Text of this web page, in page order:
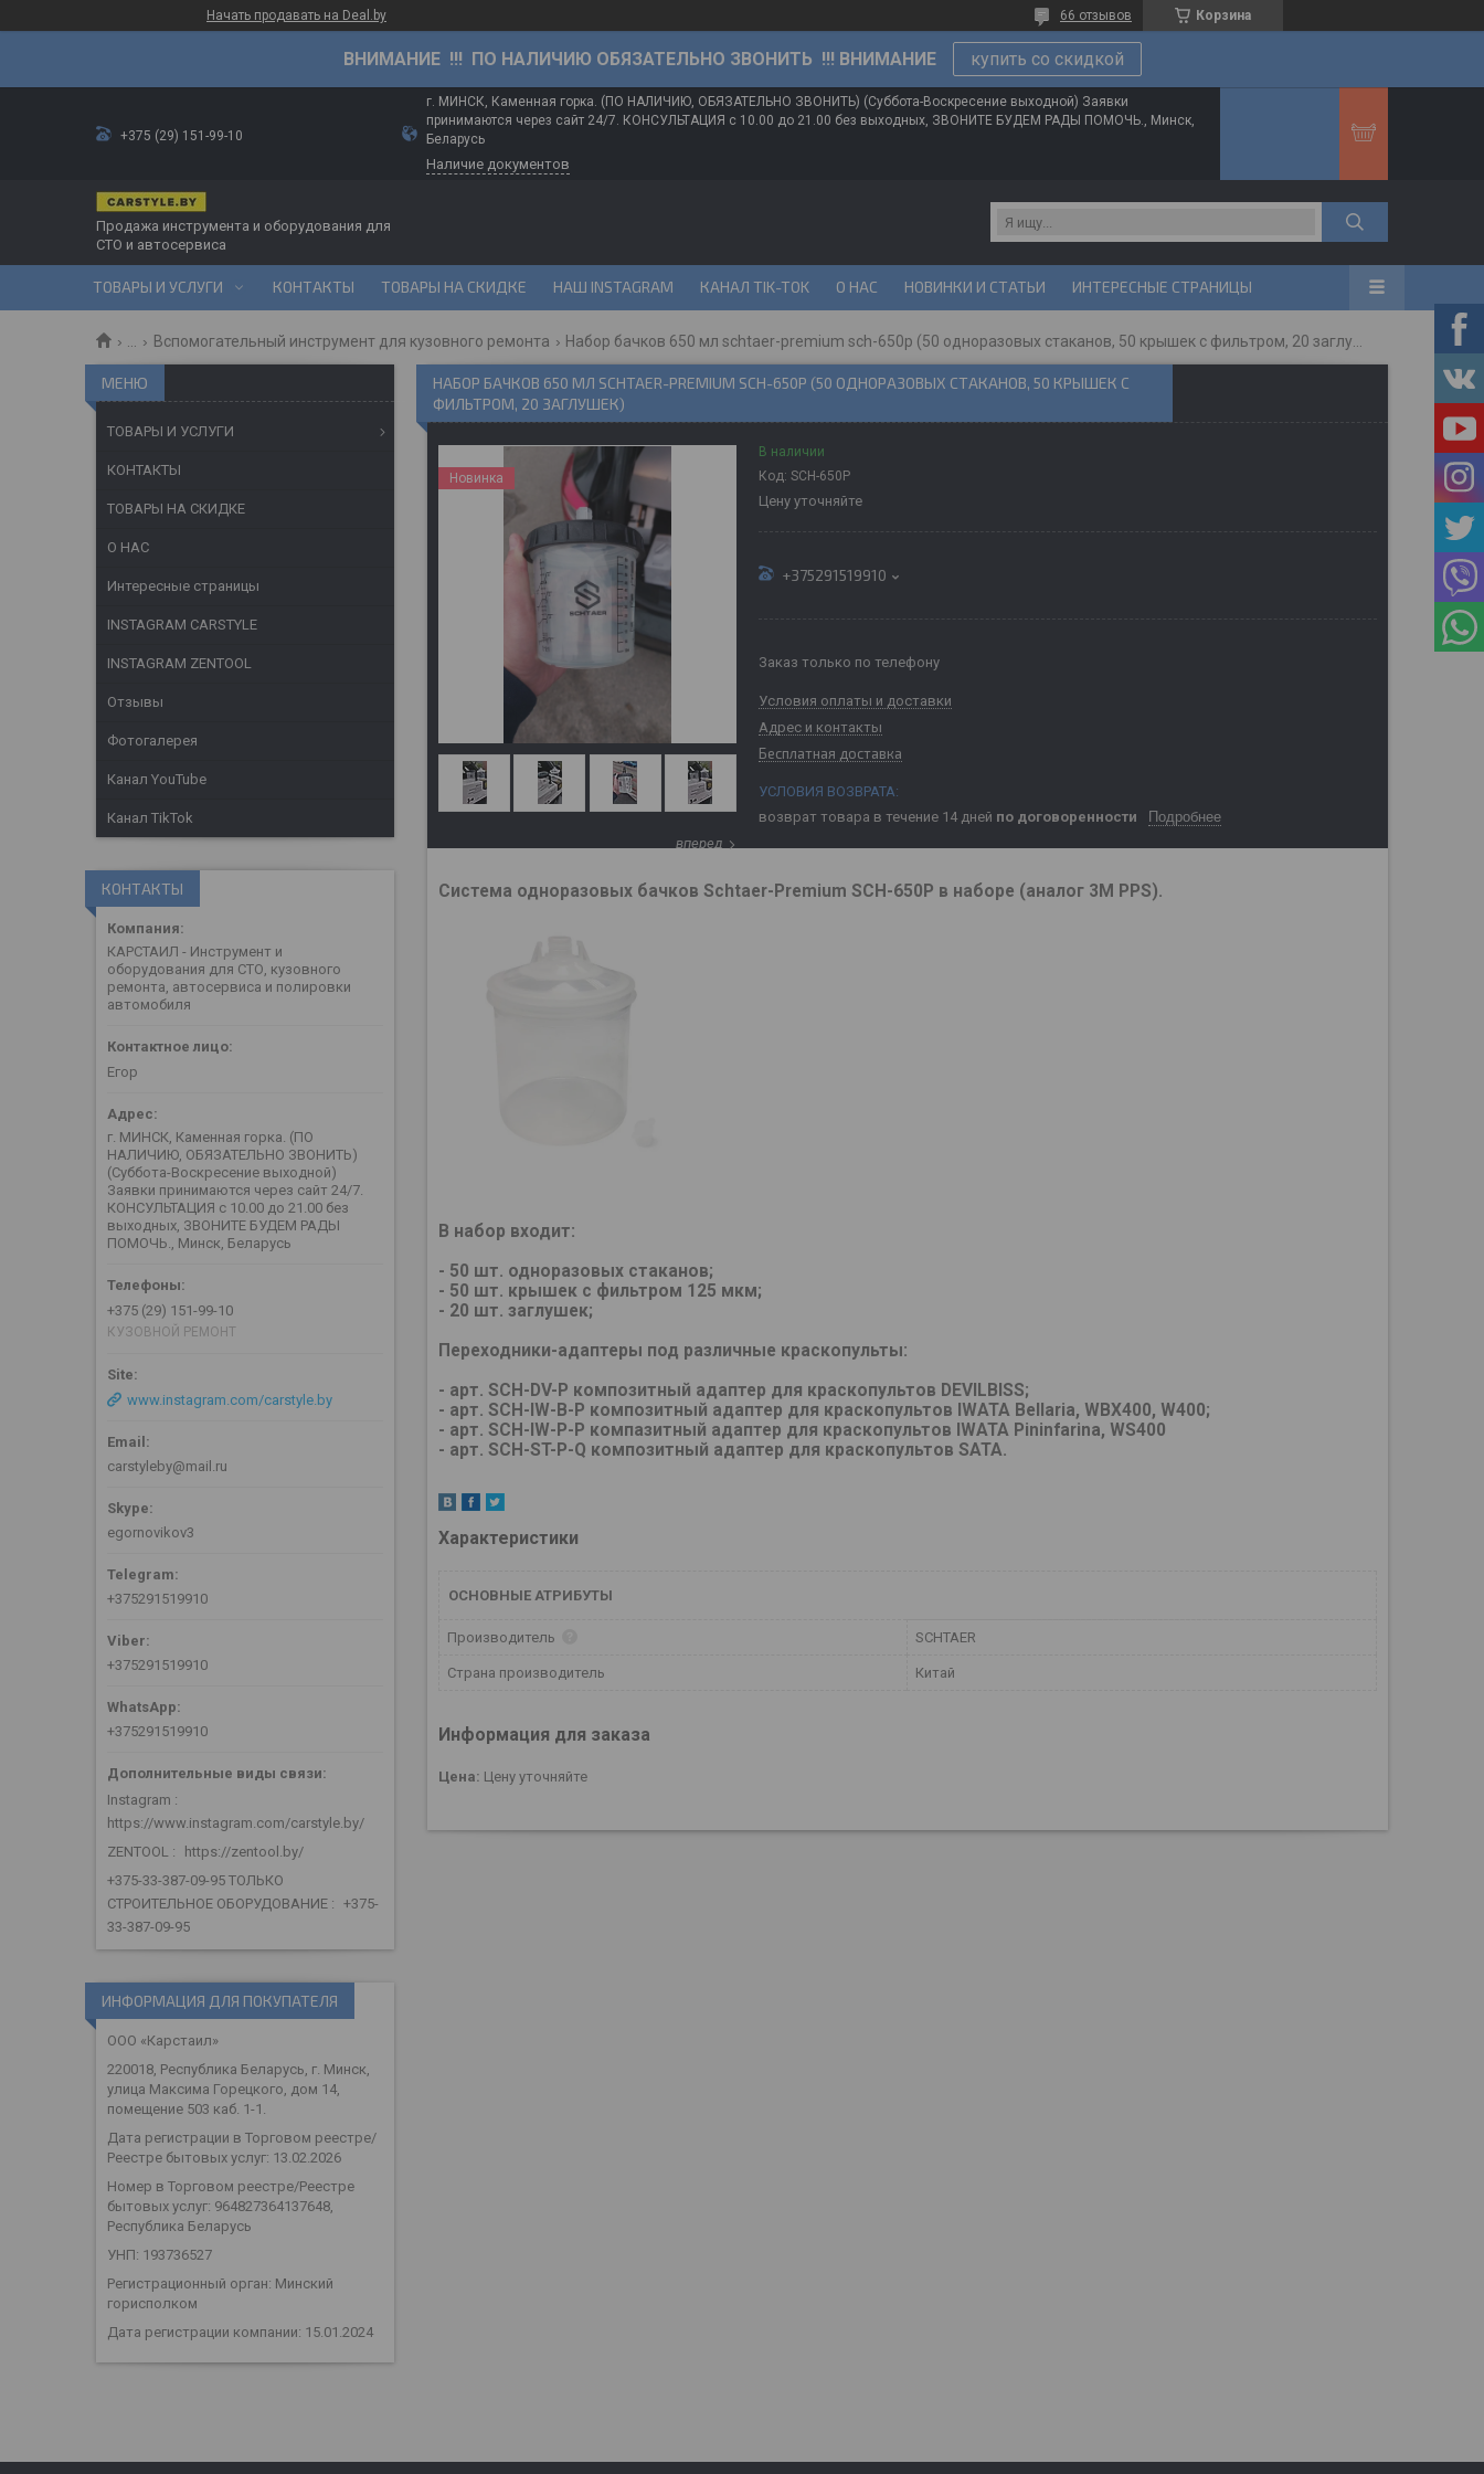
Начать продавать на Deal.by Корзина
66 отзывов
ВНИМАНИЕ !!! ПО НАЛИЧИЮ ОБЯЗАТЕЛЬНО ЗВОНИТЬ !!! ВНИМАНИЕ купить со скидкой
+375 (29) 151-99-10
г. МИНСК, Каменная горка. (ПО НАЛИЧИЮ, ОБЯЗАТЕЛЬНО ЗВОНИТЬ) (Суббота-Воскресение выходной) Заявки
принимаются через сайт 24/7. КОНСУЛЬТАЦИЯ с 10.00 до 21.00 без выходных, ЗВОНИТЕ БУДЕМ РАДЫ ПОМОЧЬ., Минск,
Беларусь
Наличие документов
Продажа инструмента и оборудования для
СТО и автосервиса
ТОВАРЫ И УСЛУГИ КОНТАКТЫ ТОВАРЫ НА СКИДКЕ НАШ INSTAGRAM КАНАЛ TIK-TOK О НАС НОВИНКИ И СТАТЬИ ИНТЕРЕСНЫЕ СТРАНИЦЫ
Вспомогательный инструмент для кузовного ремонта
НАБОР БАЧКОВ 650 МЛ SCHTAER-PREMIUM SCH-650P (50 ОДНОРАЗОВЫХ СТАКАНОВ, 50 КРЫШЕК С
ФИЛЬТРОМ, 20 ЗАГЛУШЕК)
Новинка
вперед
В наличии
Код: SCH-650P
Цену уточняйте
+375291519910
Заказ только по телефону
Условия оплаты и доставки
Адрес и контакты
Бесплатная доставка
возврат товара в течение 14 дней по договоренности Подробнее
Система одноразовых бачков Schtaer-Premium SCH-650P в наборе (аналог 3M PPS).
В набор входит:
- 50 шт. одноразовых стаканов;
- 50 шт. крышек с фильтром 125 мкм;
- 20 шт. заглушек;
Переходники-адаптеры под различные краскопульты:
- арт. SCH-DV-P композитный адаптер для краскопультов DEVILBISS;
- арт. SCH-IW-B-P композитный адаптер для краскопультов IWATA Bellaria, WBX400, W400;
- арт. SCH-IW-P-P компазитный адаптер для краскопультов IWATA Pininfarina, WS400
- арт. SCH-ST-P-Q композитный адаптер для краскопультов SATA.
Характеристики
ОСНОВНЫЕ АТРИБУТЫ
Производитель SCHTAER
Страна производитель Китай
Информация для заказа
Цена: Цену уточняйте
ТОВАРЫ И УСЛУГИ
КОНТАКТЫ
ТОВАРЫ НА СКИДКЕ
О НАС
Интересные страницы
INSTAGRAM CARSTYLE
INSTAGRAM ZENTOOL
Отзывы
Фотогалерея
Канал YouTube
Канал TikTok
КОНТАКТЫ
КАРСТАИЛ - Инструмент и
оборудования для СТО, кузовного
ремонта, автосервиса и полировки
автомобиля
Егор
г. МИНСК, Каменная горка. (ПО
НАЛИЧИЮ, ОБЯЗАТЕЛЬНО ЗВОНИТЬ)
(Суббота-Воскресение выходной)
Заявки принимаются через сайт 24/7.
КОНСУЛЬТАЦИЯ с 10.00 до 21.00 без
выходных, ЗВОНИТЕ БУДЕМ РАДЫ
ПОМОЧЬ., Минск, Беларусь
+375 (29) 151-99-10
КУЗОВНОЙ РЕМОНТ
www.instagram.com/carstyle.by
carstyleby@mail.ru
egornovikov3
+375291519910
+375291519910
+375291519910
Instagram
https://www.instagram.com/carstyle.by/
ZENTOOL
https://zentool.by/
+375-33-387-09-95 ТОЛЬКО
СТРОИТЕЛЬНОЕ ОБОРУДОВАНИЕ
+375-
33-387-09-95
ИНФОРМАЦИЯ ДЛЯ ПОКУПАТЕЛЯ
ООО «Карстаил»
220018, Республика Беларусь, г. Минск,
улица Максима Горецкого, дом 14,
помещение 503 каб. 1-1.
Дата регистрации в Торговом реестре/
Реестре бытовых услуг: 13.02.2026
Номер в Торговом реестре/Реестре
бытовых услуг: 964827364137648,
Республика Беларусь
УНП: 193736527
Регистрационный орган: Минский
горисполком
Дата регистрации компании: 15.01.2024